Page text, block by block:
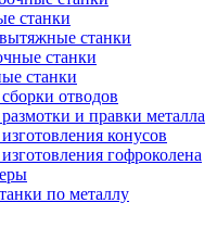
станки
станки
станки
станки
отводов
и правки металла
конусов
гофроколена
по металлу